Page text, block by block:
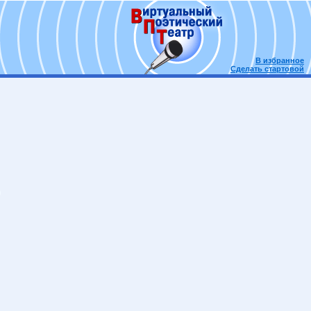
В избранное
Сделать стартовой